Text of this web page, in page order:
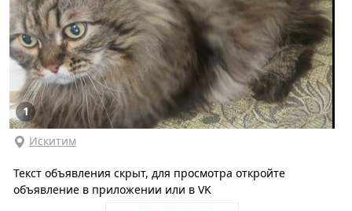
1
Искитим
Текст объявления скрыт, для просмотра откройте
объявление в приложении или в VK